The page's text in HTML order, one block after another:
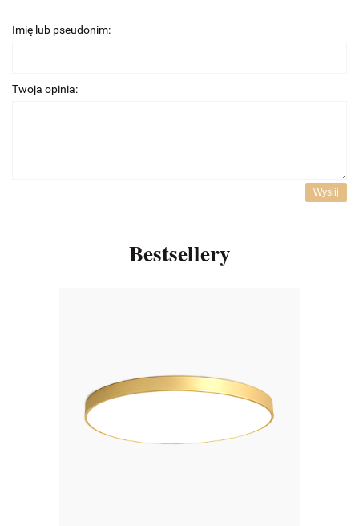
Imię lub pseudonim:
Twoja opinia:
Wyślij
Bestsellery